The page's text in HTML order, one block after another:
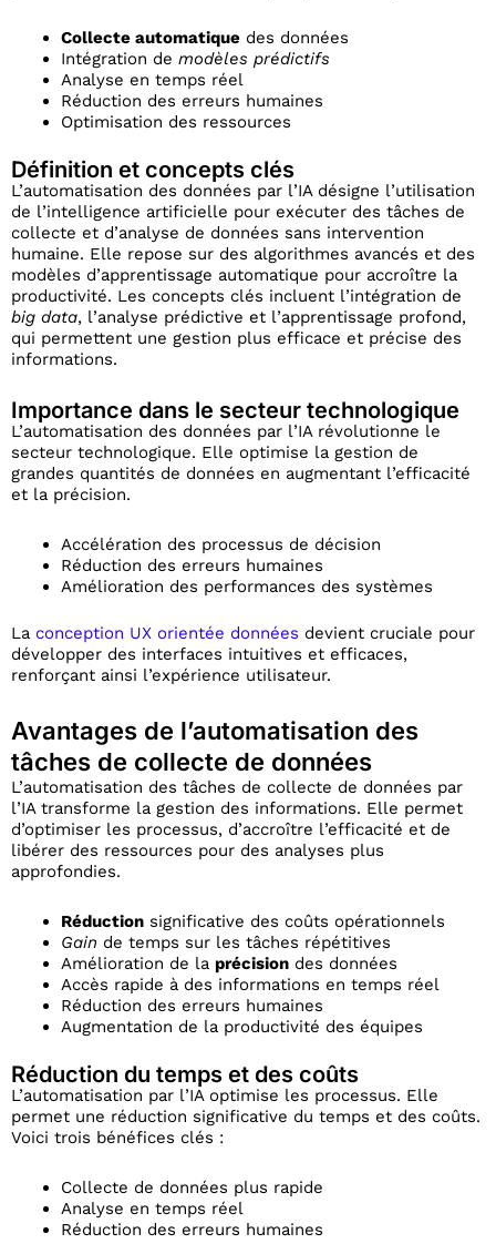
Collecte automatique des données
Intégration de modèles prédictifs
Analyse en temps réel
Réduction des erreurs humaines
Optimisation des ressources
Définition et concepts clés
L’automatisation des données par l’IA désigne l’utilisation
de l’intelligence artificielle pour exécuter des tâches de
collecte et d’analyse de données sans intervention
humaine. Elle repose sur des algorithmes avancés et des
modèles d’apprentissage automatique pour accroître la
productivité. Les concepts clés incluent l’intégration de
big data, l’analyse prédictive et l’apprentissage profond,
qui permettent une gestion plus efficace et précise des
informations.
Importance dans le secteur technologique
L’automatisation des données par l’IA révolutionne le
secteur technologique. Elle optimise la gestion de
grandes quantités de données en augmentant l’efficacité
et la précision.
Accélération des processus de décision
Réduction des erreurs humaines
Amélioration des performances des systèmes
La conception UX orientée données devient cruciale pour
développer des interfaces intuitives et efficaces,
renforçant ainsi l’expérience utilisateur.
Avantages de l’automatisation des
tâches de collecte de données
L’automatisation des tâches de collecte de données par
l’IA transforme la gestion des informations. Elle permet
d’optimiser les processus, d’accroître l’efficacité et de
libérer des ressources pour des analyses plus
approfondies.
Réduction significative des coûts opérationnels
Gain de temps sur les tâches répétitives
Amélioration de la précision des données
Accès rapide à des informations en temps réel
Réduction des erreurs humaines
Augmentation de la productivité des équipes
Réduction du temps et des coûts
L’automatisation par l’IA optimise les processus. Elle
permet une réduction significative du temps et des coûts.
Voici trois bénéfices clés :
Collecte de données plus rapide
Analyse en temps réel
Réduction des erreurs humaines